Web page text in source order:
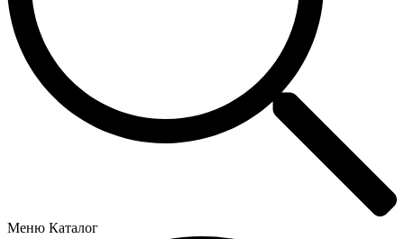
Меню Каталог